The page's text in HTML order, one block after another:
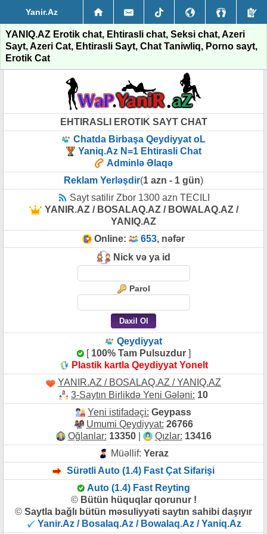
Yanir.Az
YANIQ.AZ Erotik chat, Ehtirasli chat, Seksi chat, Azeri
Sayt, Azeri Cat, Ehtirasli Sayt, Chat Taniwliq, Porno sayt,
Erotik Cat
EHTIRASLI EROTIK SAYT CHAT
Chatda Birbaşa Qeydiyyat oL
Yaniq.Az N=1 Ehtirasli Chat
Adminlə Əlaqə
Reklam Yerləşdir(1 azn - 1 gün)
Sayt satilir Zbor 1300 azn TECILI
YANIR.AZ / BOSALAQ.AZ / BOWALAQ.AZ /
YANIQ.AZ
Online:
653, nəfər
Nick və ya id
Parol
Qeydiyyat
[ 100% Tam Pulsuzdur ]
Plastik kartla Qeydiyyat Yonelt
YANIR.AZ / BOSALAQ.AZ / YANIQ.AZ
3-Saytın Birlikdə Yeni Gələni: 10
Yeni istifadəçi: Geypass
Umumi Qeydiyyat: 26766
Oğlanlar: 13350| Qızlar: 13416
Müəllif: Yeraz
Sürətli Auto (1.4) Fast Çat Sifarişi
Auto (1.4) Fast Reyting
© Bütün hüquqlar qorunur !
© Saytla bağlı bütün məsuliyyəti saytın sahibi daşıyır
Yanir.Az / Bosalaq.Az / Bowalaq.Az / Yaniq.Az